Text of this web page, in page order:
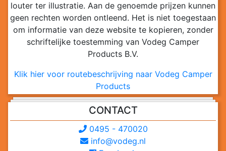
louter ter illustratie. Aan de genoemde prijzen kunnen
geen rechten worden ontleend. Het is niet toegestaan
om informatie van deze website te kopieren, zonder
schriftelijke toestemming van Vodeg Camper
Products B.V.
Klik hier voor routebeschrijving naar Vodeg Camper
Products
CONTACT
0495 - 470020
info@vodeg.nl